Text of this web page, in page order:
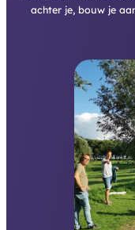
achter je, bouw je